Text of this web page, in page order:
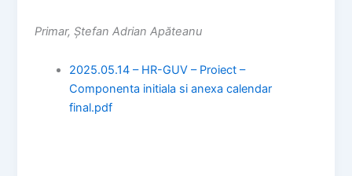
Primar, Ștefan Adrian Apăteanu
2025.05.14 – HR-GUV – Proiect –
Componenta initiala si anexa calendar
final.pdf